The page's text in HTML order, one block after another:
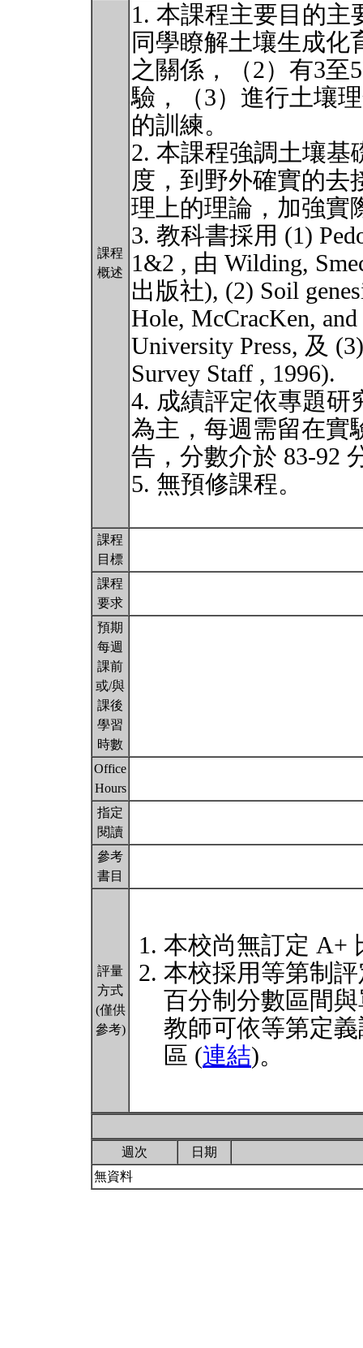
課程
概述
1. 本課程主要目的主
同學瞭解土壤生成化
之關係，（2）有3至
驗，（3）進行土壤
的訓練。
2. 本課程強調土壤基
度，到野外確實的去
理上的理論，加強實
3. 教科書採用 (1)
1&2 , 由 Wilding,
出版社), (2) Soil
Hole, McCracKen,
University Press, 及
Survey Staff , 1996).
4. 成績評定依專題研
為主，每週需留在實
告，分數介於 83-92
5. 無預修課程。
課程
目標
課程
要求
預期
每週
課前
或/與
課後
學習
時數
Office
Hours
指定
閱讀
參考
書目
評量
方式
(僅供
參考)
本校尚無訂定 A+
本校採用等第制
百分制分數區間
教師可依等第定
區 (連結)。
週次
日期
無資料